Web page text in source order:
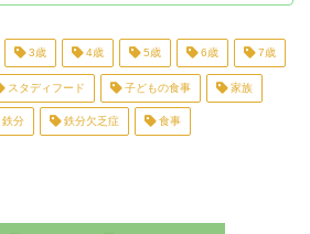
3歳 4歳 5歳 6歳 7歳
スタディフード 子どもの食事 家族
鉄分 鉄分欠乏症 食事